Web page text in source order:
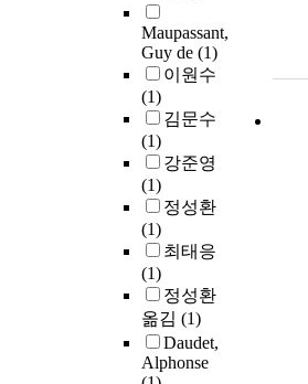
Maupassant,
Guy de (1)
이원수
(1)
김문수
(1)
강준영
(1)
정성환
(1)
최태응
(1)
정성환
옮김 (1)
Daudet,
Alphonse